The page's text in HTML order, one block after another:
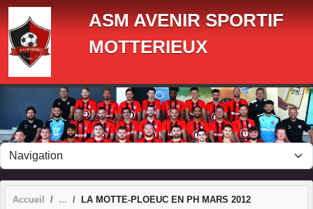
ASM AVENIR SPORTIF
MOTTERIEUX
Accueil LA MOTTE-PLOEUC EN PH MARS 2012
Panneau de gestion des cookies